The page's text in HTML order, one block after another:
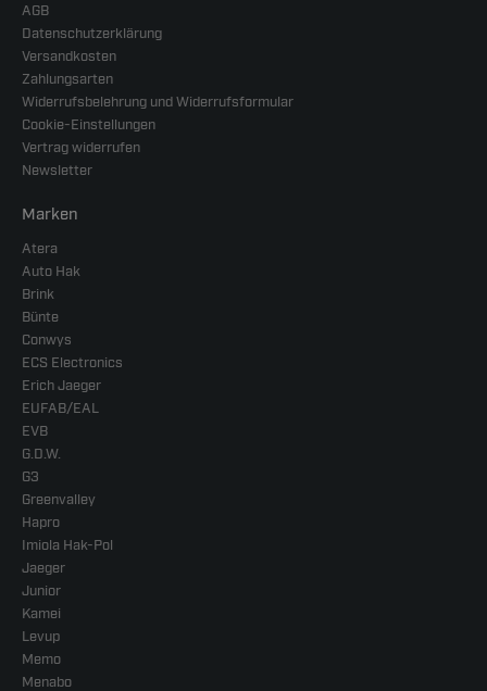
AGB
Datenschutzerklärung
Versandkosten
Zahlungsarten
Widerrufsbelehrung und Widerrufsformular
Cookie-Einstellungen
Vertrag widerrufen
Newsletter
Marken
Atera
Auto Hak
Brink
Bünte
Conwys
ECS Electronics
Erich Jaeger
EUFAB/EAL
EVB
G.D.W.
G3
Greenvalley
Hapro
Imiola Hak-Pol
Jaeger
Junior
Kamei
Levup
Memo
Menabo